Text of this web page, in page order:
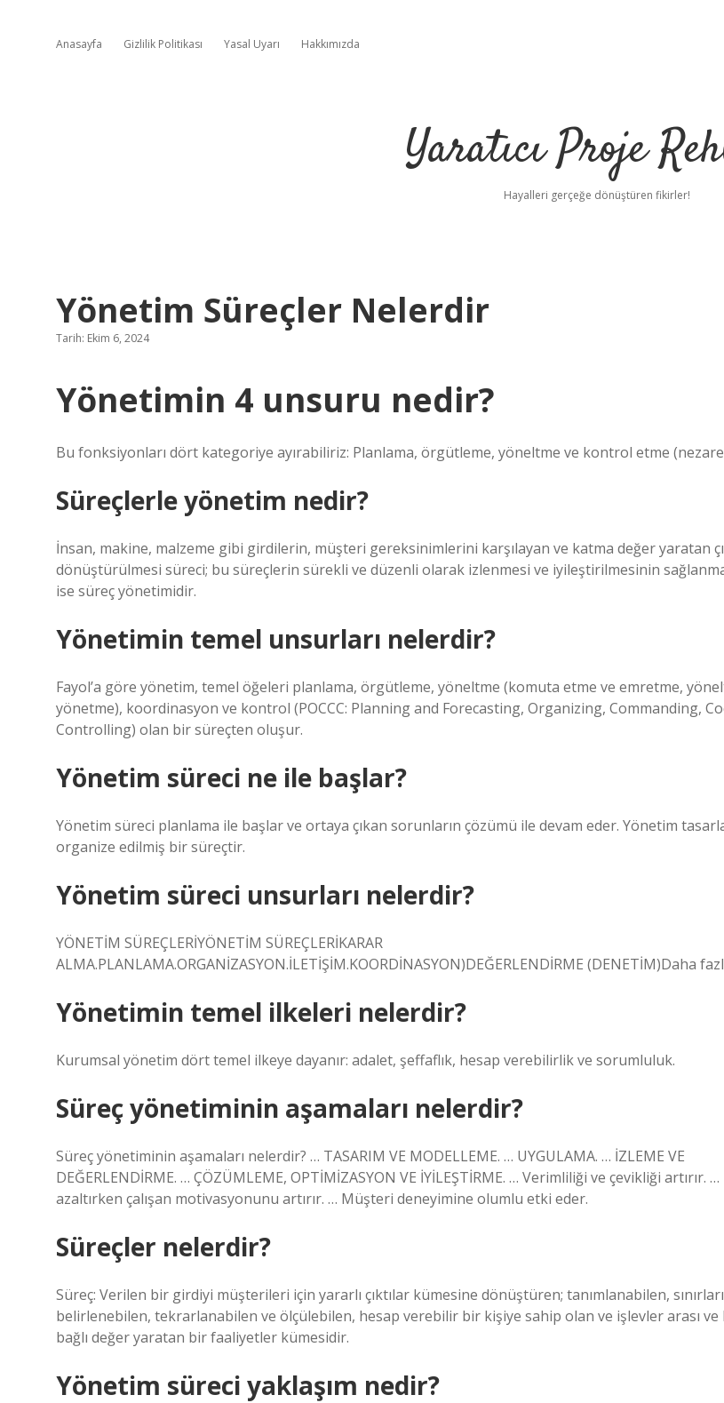
Anasayfa Gizlilik Politikası Yasal Uyarı Hakkımızda
Yaratıcı Proje
Hayalleri gerçeğe dönüştüren fikirler!
Yönetim Süreçler Nelerdir
Tarih: Ekim 6, 2024
Yönetimin 4 unsuru nedir?
Bu fonksiyonları dört kategoriye ayırabiliriz: Planlama, örgütleme, yöneltme ve kontrol etme
Süreçlerle yönetim nedir?
İnsan, makine, malzeme gibi girdilerin, müşteri gereksinimlerini karşılayan ve katma değer yaratan
dönüştürülmesi süreci; bu süreçlerin sürekli ve düzenli olarak izlenmesi ve iyileştirilmesinin
ise süreç yönetimidir.
Yönetimin temel unsurları nelerdir?
Fayol’a göre yönetim, temel öğeleri planlama, örgütleme, yöneltme (komuta etme ve emretme,
yönetme), koordinasyon ve kontrol (POCCC: Planning and Forecasting, Organizing, Commanding,
Controlling) olan bir süreçten oluşur.
Yönetim süreci ne ile başlar?
Yönetim süreci planlama ile başlar ve ortaya çıkan sorunların çözümü ile devam eder. Yönetim
organize edilmiş bir süreçtir.
Yönetim süreci unsurları nelerdir?
YÖNETİM SÜREÇLERİYÖNETİM SÜREÇLERİKARAR
ALMA.PLANLAMA.ORGANİZASYON.İLETİŞİM.KOORDİNASYON)DEĞERLENDİRME (DENETİM)Daha
Yönetimin temel ilkeleri nelerdir?
Kurumsal yönetim dört temel ilkeye dayanır: adalet, şeffaflık, hesap verebilirlik ve sorumluluk.
Süreç yönetiminin aşamaları nelerdir?
Süreç yönetiminin aşamaları nelerdir? … TASARIM VE MODELLEME. … UYGULAMA. … İZLEME VE
DEĞERLENDİRME. … ÇÖZÜMLEME, OPTİMİZASYON VE İYİLEŞTİRME. … Verimliliği ve çevikliği artırır. …
azaltırken çalışan motivasyonunu artırır. … Müşteri deneyimine olumlu etki eder.
Süreçler nelerdir?
Süreç: Verilen bir girdiyi müşterileri için yararlı çıktılar kümesine dönüştüren; tanımlanabilen, sınırları
belirlenebilen, tekrarlanabilen ve ölçülebilen, hesap verebilir bir kişiye sahip olan ve işlevler arası
bağlı değer yaratan bir faaliyetler kümesidir.
Yönetim süreci yaklaşım nedir?